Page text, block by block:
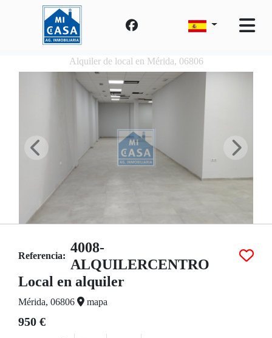
Alquiler de local en Mérida, 06806
Referencia:
4008-
ALQUILERCENTRO
Local en alquiler
Mérida, 06806 mapa
950 €